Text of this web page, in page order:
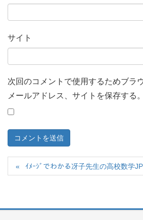
サイト
次回のコメントで使用するためブラ
メールアドレス、サイトを保存する。
ｲﾒｰｼﾞでわかる冴子先生の高校数学